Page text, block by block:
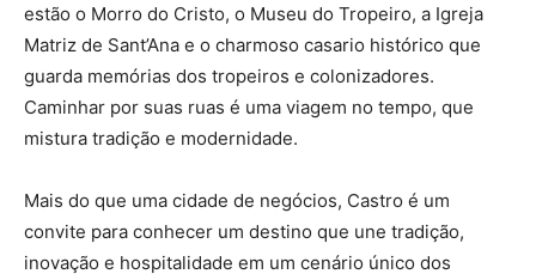
estão o Morro do Cristo, o Museu do Tropeiro, a Igreja
Matriz de Sant’Ana e o charmoso casario histórico que
guarda memórias dos tropeiros e colonizadores.
Caminhar por suas ruas é uma viagem no tempo, que
mistura tradição e modernidade.
Mais do que uma cidade de negócios, Castro é um
convite para conhecer um destino que une tradição,
inovação e hospitalidade em um cenário único dos